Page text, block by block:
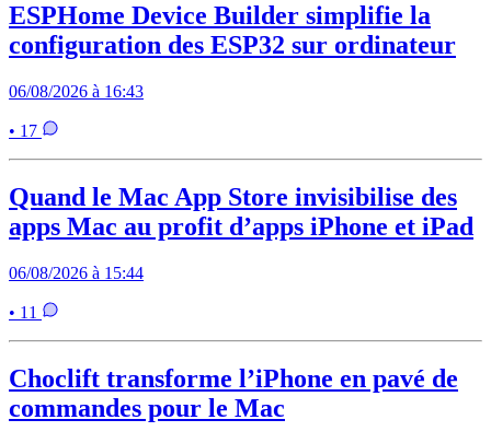
ESPHome Device Builder simplifie la
configuration des ESP32 sur ordinateur
06/08/2026 à 16:43
• 17
Quand le Mac App Store invisibilise des
apps Mac au profit d’apps iPhone et iPad
06/08/2026 à 15:44
• 11
Choclift transforme l’iPhone en pavé de
commandes pour le Mac